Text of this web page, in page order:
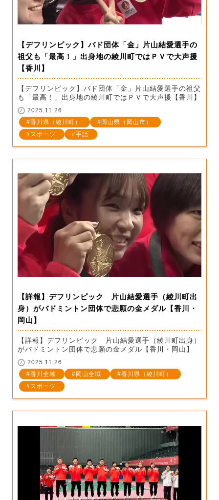
【デフリンピック】バド団体「金」片山結愛選手の
祖父も「最高！」出身地の綾川町ではＰＶで大声援
【香川】
【デフリンピック】バド団体「金」片山結愛選手の祖父
も「最高！」出身地の綾川町ではＰＶで大声援【香川】
2025.11.26
香川県（綾川町）
岡山県（岡山市）
スポーツ
手話
【詳報】デフリンピック 片山結愛選手（綾川町出
身）がバドミントン団体で悲願の金メダル【香川・
岡山】
【詳報】デフリンピック 片山結愛選手（綾川町出身）
がバドミントン団体で悲願の金メダル【香川・岡山】
2025.11.26
香川全域
岡山全域
香川県（綾川町）
スポーツ